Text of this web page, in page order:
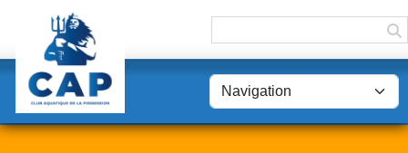
Panneau de gestion des cookies